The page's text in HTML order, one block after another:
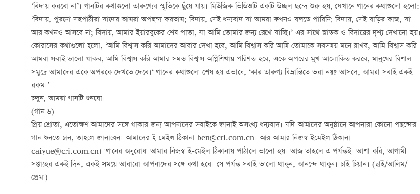
‘বিদায় করবো না’। গানটির কথাগুলো তারুণ্যের স্মৃতিকে ছুঁয়ে যায়। মিউজিক ভিডিওটি একটি উচ্ছল ছন্দে শুরু হয়, যেখানে গানের কথাগুলো হলো:
‘বিদায়, পুরনো সহপাঠীরা যাদের আমরা অপছন্দ করতাম; বিদায়, সেই ধন্যবাদ যা আমরা কখনও বলতে পারিনি; বিদায়, সেই বাড়ির কাজ, যা
আর কখনও আসবে না; বিদায়, আমার ইয়ারবুকের শেষ পাতা, যা আমি তোমার জন্য রেখে যাচ্ছি।’ এর সাথে স্নাতক ও বিদায়ের দৃশ্য দেখানো হয়।
কোরাসের কথাগুলো হলো, ‘আমি বিশ্বাস করি আমাদের আবার দেখা হবে, আমি বিশ্বাস করি আমি তোমাকে সবসময় মনে রাখব, আমি বিশ্বাস করি
আমরা সবাই ভালো থাকব, আমি বিশ্বাস করি আমার সমস্ত বিশ্বাস অগ্নিশিখায় পরিণত হবে, একে অপরের মুখ আলোকিত করবে, মানুষের বিশাল
সমুদ্রে আমাদের একে অপরকে দেখতে দেবে।‘ গানের কথাগুলো শেষ হয় এভাবে, ‘কার তারুণ্য বিভ্রান্তিতে ভরা নয়? আসলে, আমরা সবাই একই
রকম।’
চলুন, আমরা গানটি শুনবো।
(গান ৬)
প্রিয় শ্রোতা, এতোক্ষণ আমাদের সঙ্গে থাকার জন্য আপনাদের সবাইকে জানাই অসংখ্য ধন্যবাদ। যদি আমাদের অনুষ্ঠানে আপনারা কোনো পছন্দের
গান শুনতে চান, তাহলে জানাবেন। আমাদের ই-মেইল ঠিকানা ben@cri.com.cn। আর আমার নিজস্ব ইমেইল ঠিকানা
caiyue@cri.com.cn। 'গানের অনুরোধ' আমার নিজস্ব ই-মেইল ঠিকানায় পাঠালে ভালো হয়। আজ তাহলে এ পর্যন্তই। আশা করি, আগামী
সপ্তাহের একই দিন, একই সময়ে আবারো আপনাদের সঙ্গে কথা হবে। সে পর্যন্ত সবাই ভালো থাকুন, আনন্দে থাকুন। চাই চিয়ান। (ছাই/আলিম/
প্রেমা)